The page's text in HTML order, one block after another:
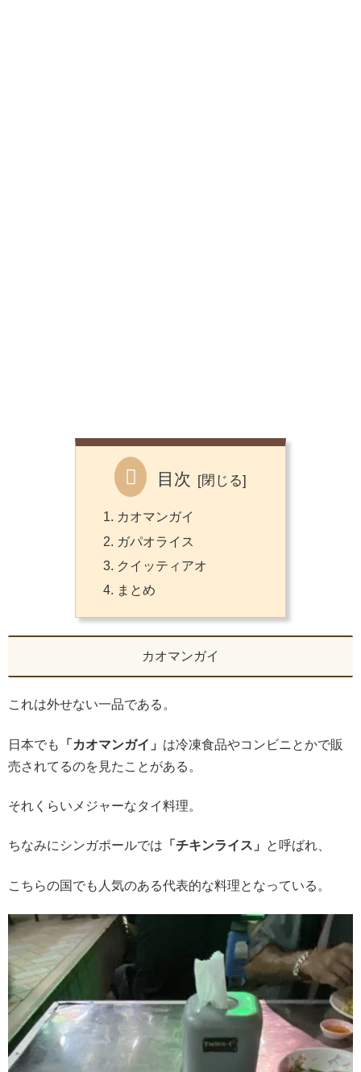
目次
カオマンガイ
ガパオライス
クイッティアオ
まとめ
カオマンガイ
これは外せない一品である。
日本でも 「カオマンガイ」 は冷凍食品やコンビニとかで販
売されてるのを見たことがある。
それくらいメジャーなタイ料理。
ちなみにシンガポールでは 「チキンライス」 と呼ばれ、
こちらの国でも人気のある代表的な料理となっている。